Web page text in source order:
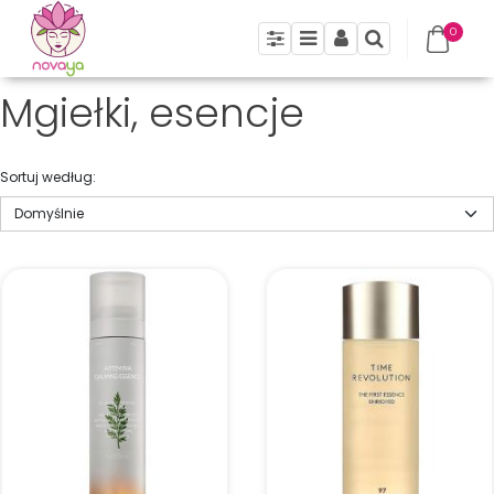
PanelMenuPanelSzukaj
0
Mgiełki, esencje
Sortuj według: